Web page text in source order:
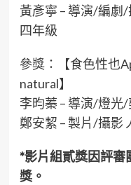
黃彥寧 – 導演/編劇
四年級
參獎：【⻝色性也
natural】
李昀蓁 – 導演/燈光
鄭安絜 – 製片/攝影
*影片組貳獎因評審
獎。